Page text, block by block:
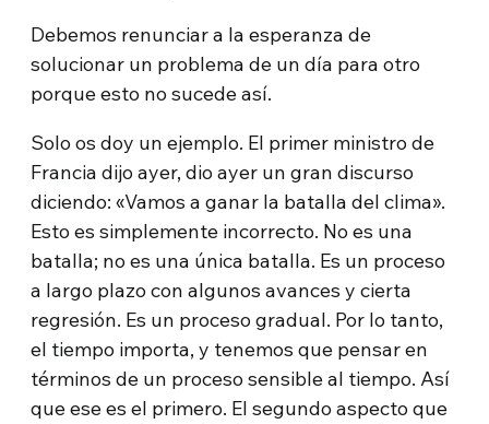
Debemos renunciar a la esperanza de
solucionar un problema de un día para otro
porque esto no sucede así.
Solo os doy un ejemplo. El primer ministro de
Francia dijo ayer, dio ayer un gran discurso
diciendo: «Vamos a ganar la batalla del clima».
Esto es simplemente incorrecto. No es una
batalla; no es una única batalla. Es un proceso
a largo plazo con algunos avances y cierta
regresión. Es un proceso gradual. Por lo tanto,
el tiempo importa, y tenemos que pensar en
términos de un proceso sensible al tiempo. Así
que ese es el primero. El segundo aspecto que